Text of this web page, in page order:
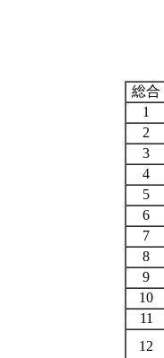
総合
1
2
3
4
5
6
7
8
9
10
11
12